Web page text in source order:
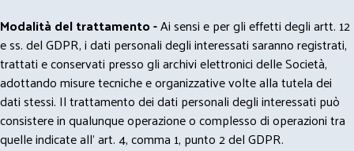
Modalità del trattamento -Ai sensi e per gli effetti degli artt. 12
e ss. del GDPR, i dati personali degli interessati saranno registrati,
trattati e conservati presso gli archivi elettronici delle Società,
adottando misure tecniche e organizzative volte alla tutela dei
dati stessi. Il trattamento dei dati personali degli interessati può
consistere in qualunque operazione o complesso di operazioni tra
quelle indicate all' art. 4, comma 1, punto 2 del GDPR.